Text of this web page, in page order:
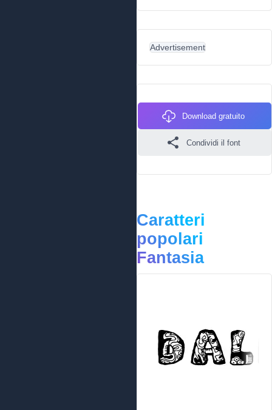
Advertisement
Download gratuito
Condividi il font
Caratteri
popolari
Fantasia